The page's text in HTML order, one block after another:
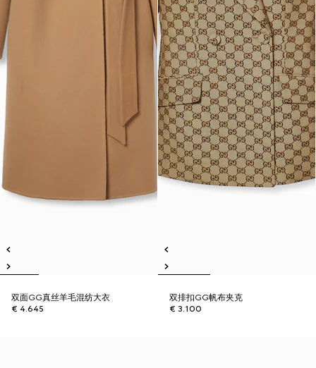
双面GG真丝羊毛混纺大衣
€ 4.645
双排扣GG帆布夹克
€ 3.100